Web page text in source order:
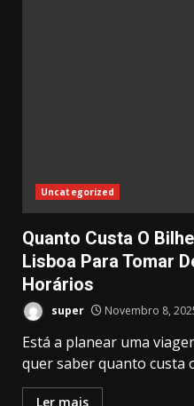
Uncategorized
Quanto Custa O
Lisboa Para Tomar
Horários
super Novembro 8,
Está a planear uma
quer saber quanto custa
Ler mais